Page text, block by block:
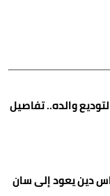
والده.. تفاصيل
دين يعود إلى سان